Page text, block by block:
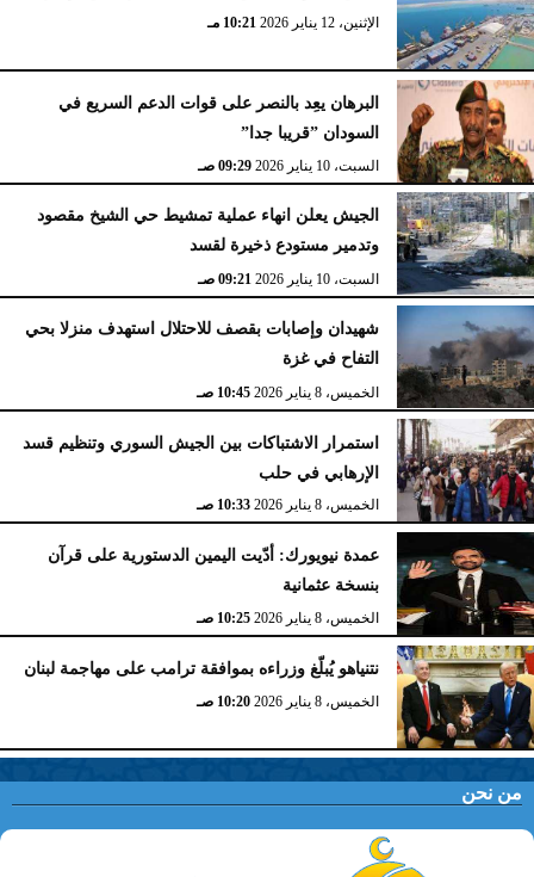
الإثنين، 12 يناير 2026 10:21 مـ
البرهان يعِد بالنصر على قوات الدعم السريع في
السودان ”قريبا جدا”
السبت، 10 يناير 2026 09:29 صـ
الجيش يعلن انهاء عملية تمشيط حي الشيخ مقصود
وتدمير مستودع ذخيرة لقسد
السبت، 10 يناير 2026 09:21 صـ
شهيدان وإصابات بقصف للاحتلال استهدف منزلا بحي
التفاح في غزة
الخميس، 8 يناير 2026 10:45 صـ
استمرار الاشتباكات بين الجيش السوري وتنظيم قسد
الإرهابي في حلب
الخميس، 8 يناير 2026 10:33 صـ
عمدة نيويورك: أدّيت اليمين الدستورية على قرآن
بنسخة عثمانية
الخميس، 8 يناير 2026 10:25 صـ
نتنياهو يُبلّغ وزراءه بموافقة ترامب على مهاجمة لبنان
الخميس، 8 يناير 2026 10:20 صـ
من نحن